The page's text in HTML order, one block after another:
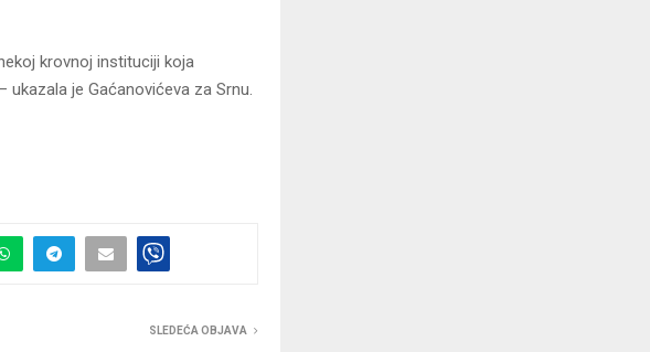
krovnoj instituciji koja
je Gaćanovićeva za Srnu.
SLEDEĆA OBJAVA